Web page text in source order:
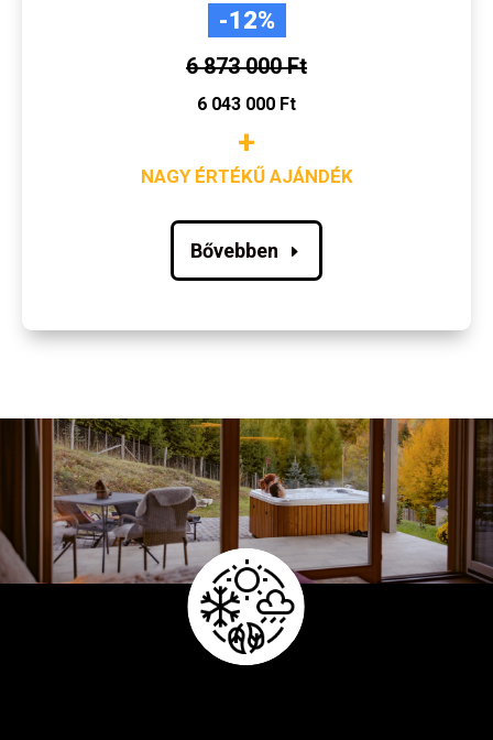
-12%
6 873 000 Ft
6 043 000 Ft
+
NAGY ÉRTÉKŰ AJÁNDÉK
Bővebben